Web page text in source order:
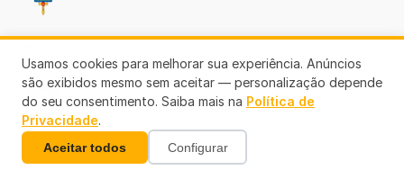
Usamos cookies para melhorar sua experiência. Anúncios
são exibidos mesmo sem aceitar — personalização depende
do seu consentimento. Saiba mais na Política de
Privacidade.
Aceitar todos Configurar